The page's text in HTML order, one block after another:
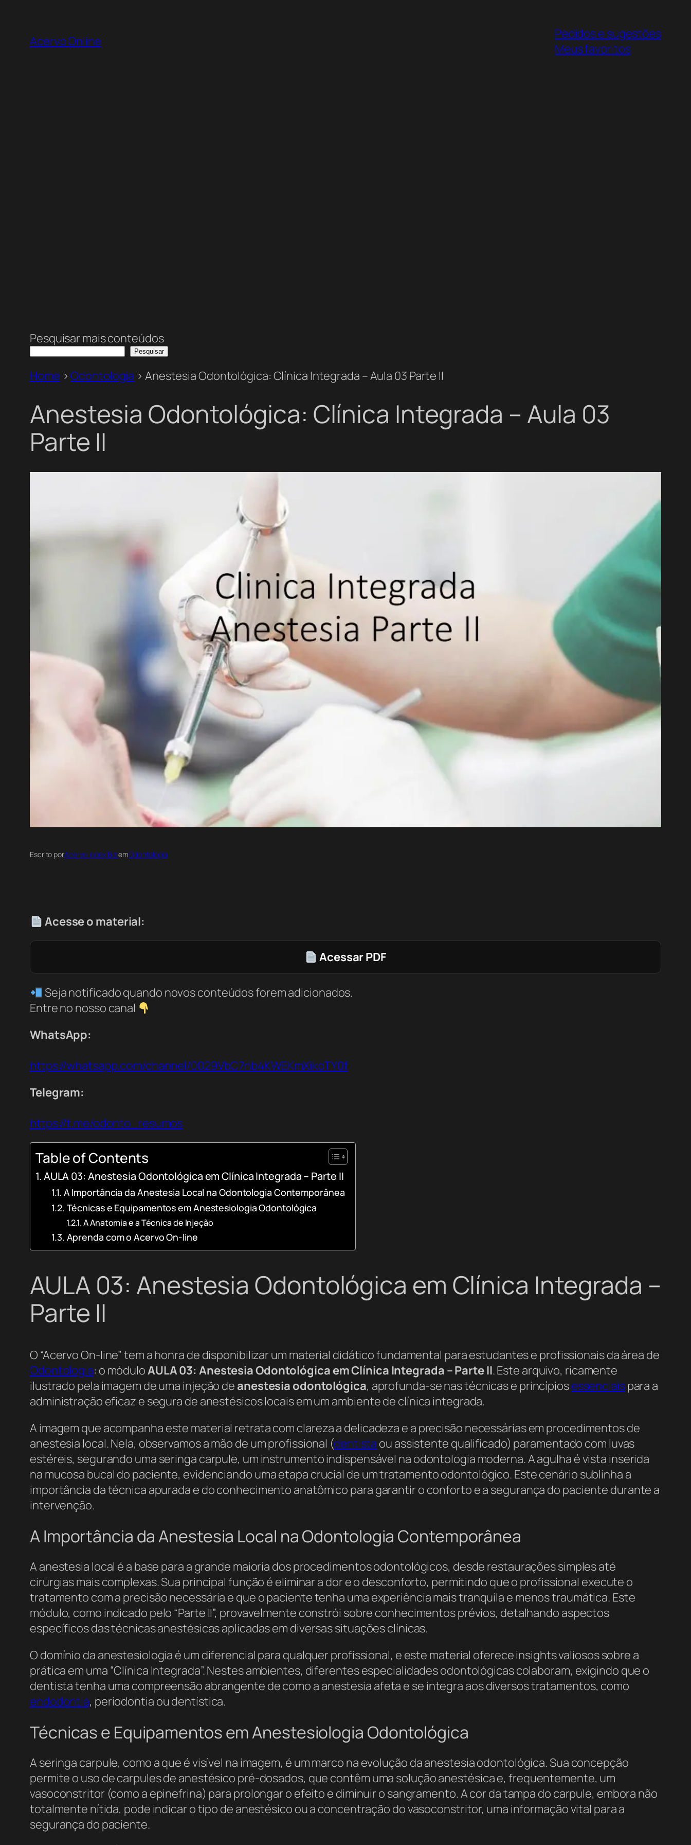
Acervo Online
Pedidos e sugestões
Meus favoritos
Pesquisar mais conteúdos
Pesquisar
Home >Odontologia > Anestesia Odontológica: Clínica Integrada – Aula 03 Parte II
Anestesia Odontológica: Clínica Integrada – Aula 03
Parte II
Escrito porAcervo Index BotemOdontologia
Acesse o material:
Acessar PDF
Seja notificado quando novos conteúdos forem adicionados.
Entre no nosso canal
WhatsApp:
https://whatsapp.com/channel/0029VbC7nb4KWEKmXikoTY0f
Telegram:
https://t.me/odonto_resumos
Table of Contents
AULA 03: Anestesia Odontológica em Clínica Integrada – Parte II
A Importância da Anestesia Local na Odontologia Contemporânea
Técnicas e Equipamentos em Anestesiologia Odontológica
A Anatomia e a Técnica de Injeção
Aprenda com o Acervo On-line
AULA 03: Anestesia Odontológica em Clínica Integrada –
Parte II
O “Acervo On-line” tem a honra de disponibilizar um material didático fundamental para estudantes e profissionais da área de
Odontologia: o móduloAULA 03: Anestesia Odontológica em Clínica Integrada – Parte II. Este arquivo, ricamente
ilustrado pela imagem de uma injeção de anestesia odontológica, aprofunda-se nas técnicas e princípiosessenciaispara a
administração eficaz e segura de anestésicos locais em um ambiente de clínica integrada.
A imagem que acompanha este material retrata com clareza a delicadeza e a precisão necessárias em procedimentos de
anestesia local. Nela, observamos a mão de um profissional (dentista ou assistente qualificado) paramentado com luvas
estéreis, segurando uma seringa carpule, um instrumento indispensável na odontologia moderna. A agulha é vista inserida
na mucosa bucal do paciente, evidenciando uma etapa crucial de um tratamento odontológico. Este cenário sublinha a
importância da técnica apurada e do conhecimento anatômico para garantir o conforto e a segurança do paciente durante a
intervenção.
A Importância da Anestesia Local na Odontologia Contemporânea
A anestesia local é a base para a grande maioria dos procedimentos odontológicos, desde restaurações simples até
cirurgias mais complexas. Sua principal função é eliminar a dor e o desconforto, permitindo que o profissional execute o
tratamento com a precisão necessária e que o paciente tenha uma experiência mais tranquila e menos traumática. Este
módulo, como indicado pelo “Parte II”, provavelmente constrói sobre conhecimentos prévios, detalhando aspectos
específicos das técnicas anestésicas aplicadas em diversas situações clínicas.
O domínio da anestesiologia é um diferencial para qualquer profissional, e este material oferece insights valiosos sobre a
prática em uma “Clínica Integrada”. Nestes ambientes, diferentes especialidades odontológicas colaboram, exigindo que o
dentista tenha uma compreensão abrangente de como a anestesia afeta e se integra aos diversos tratamentos, como
endodontia, periodontia ou dentística.
Técnicas e Equipamentos em Anestesiologia Odontológica
A seringa carpule, como a que é visível na imagem, é um marco na evolução da anestesia odontológica. Sua concepção
permite o uso de carpules de anestésico pré-dosados, que contêm uma solução anestésica e, frequentemente, um
vasoconstritor (como a epinefrina) para prolongar o efeito e diminuir o sangramento. A cor da tampa do carpule, embora não
totalmente nítida, pode indicar o tipo de anestésico ou a concentração do vasoconstritor, uma informação vital para a
segurança do paciente.